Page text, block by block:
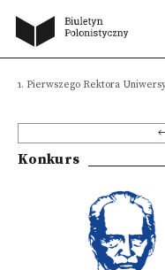
im. Pierwszego Rektora
Konkurs